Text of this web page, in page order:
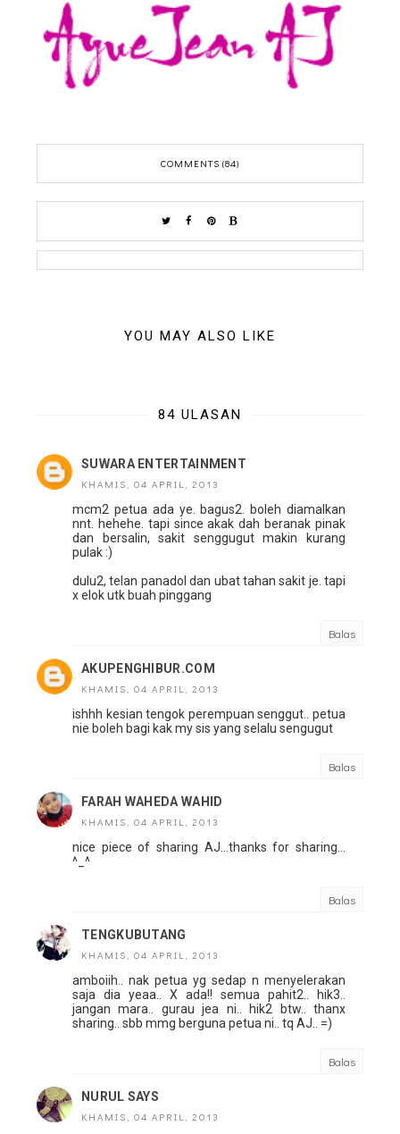
COMMENTS (84)
YOU MAY ALSO LIKE
84 ULASAN
SUWARA ENTERTAINMENT
KHAMIS, 04 APRIL, 2013
mcm2 petua ada ye. bagus2. boleh diamalkan
nnt. hehehe. tapi since akak dah beranak pinak
dan bersalin, sakit senggugut makin kurang
pulak :)
dulu2, telan panadol dan ubat tahan sakit je. tapi
x elok utk buah pinggang
Balas
AKUPENGHIBUR.COM
KHAMIS, 04 APRIL, 2013
ishhh kesian tengok perempuan senggut.. petua
nie boleh bagi kak my sis yang selalu sengugut
Balas
FARAH WAHEDA WAHID
KHAMIS, 04 APRIL, 2013
nice piece of sharing AJ...thanks for sharing...
^_^
Balas
TENGKUBUTANG
KHAMIS, 04 APRIL, 2013
amboiih.. nak petua yg sedap n menyelerakan
saja dia yeaa.. X ada!! semua pahit2.. hik3..
jangan mara.. gurau jea ni.. hik2 btw.. thanx
sharing.. sbb mmg berguna petua ni.. tq AJ.. =)
Balas
NURUL SAYS
KHAMIS, 04 APRIL, 2013